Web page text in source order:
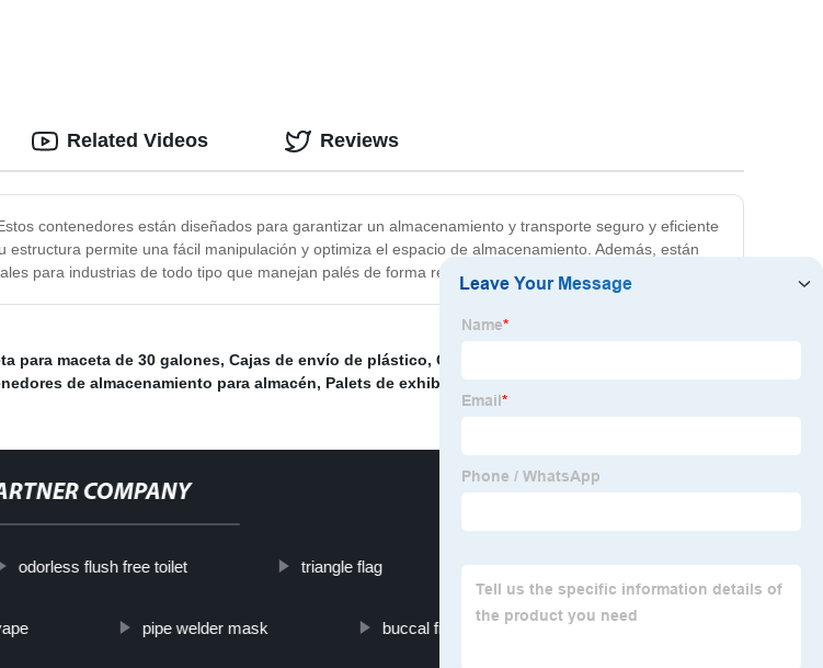
contenedores están diseñados para garantizar un almacenamiento y transporte seguro y eficiente
permite una fácil manipulación y optimiza el espacio de almacenamiento. Además, están
para industrias de todo tipo que manejan palés de forma regular.
Related Videos Reviews
para maceta de 30 galones, Cajas de envío de plástico, Contenedores para palés
de almacenamiento para almacén, Palets de exhibición
COMPANY
odorless flush free toilet triangle flag
pipe welder mask buccal film